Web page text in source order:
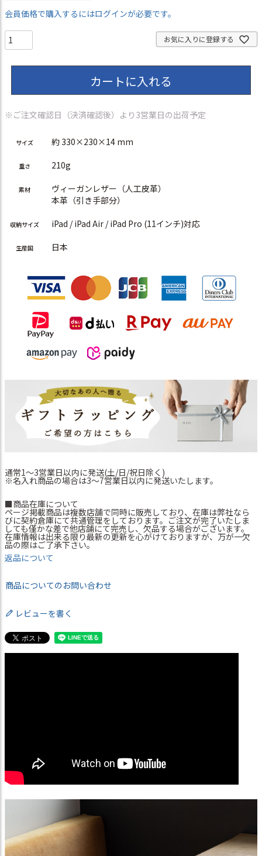
会員価格で購入するにはログインが必要です。
お気に入りに登録する
カートに入れる
※ご注文確認日（決済確認後）より3営業日の出荷予定
サイズ 約 330×230×14 mm
重さ 210g
素材
ヴィーガンレザー（人工皮革）
本革（引き手部分）
収納サイズ iPad / iPad Air / iPad Pro (11インチ)対応
生産国 日本
通常1～3営業日以内に発送(土/日/祝日除く)
※名入れ商品の場合は3～7営業日以内に発送いたします。
■商品在庫について
ページ掲載商品は複数店舗で同時に販売しており、在庫は弊社なら
びに契約倉庫にて共通管理をしております。ご注文が完了いたしま
しても僅かな差で他店舗にて完売し、欠品する場合がございます。
在庫情報は出来る限り最新の更新を心がけておりますが、万が一欠
品の際はご了承下さい。
返品について
商品についてのお問い合わせ
レビューを書く